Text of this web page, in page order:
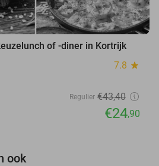
of -diner in Kortrijk
7.8 star
Regulier €43,40
€24,90
ook